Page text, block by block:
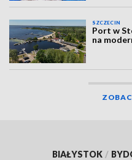
SZCZECIN
Port w
na
BIAŁYSTOK /